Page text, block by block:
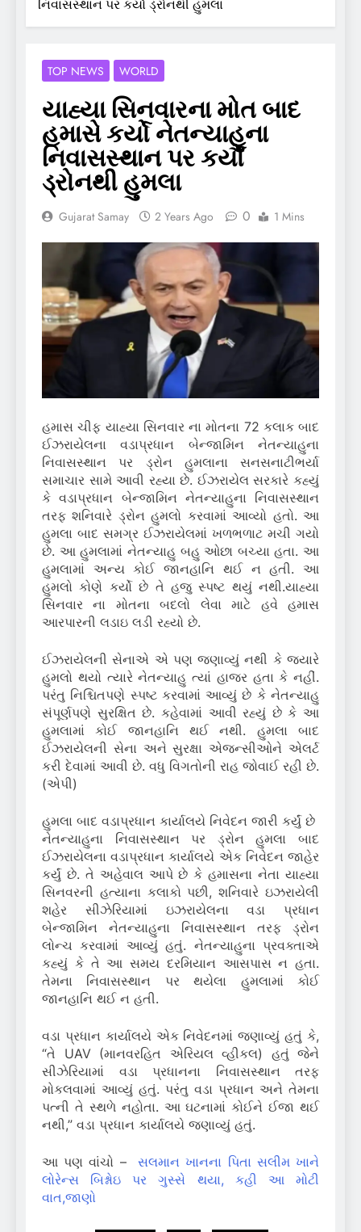
નિવાસસ્થાન પર કર્યો ડ્રોનથી હુમલા
TOP NEWS WORLD
યાહ્યા સિનવારના મોત બાદ
હમાસે કર્યો નેતન્યાહુના
નિવાસસ્થાન પર કર્યો
ડ્રોનથી હુમલા
Gujarat Samay 2 Years Ago 0 1 Mins
હમાસ ચીફ યાહ્યા સિનવાર ના મોતના 72 કલાક બાદ
ઈઝરાયેલના વડાપ્રધાન બેન્જામિન નેતન્યાહુના
નિવાસસ્થાન પર ડ્રોન હુમલાના સનસનાટીભર્યા
સમાચાર સામે આવી રહ્યા છે. ઈઝરાયેલ સરકારે કહ્યું
કે વડાપ્રધાન બેન્જામિન નેતન્યાહુના નિવાસસ્થાન
તરફ શનિવારે ડ્રોન હુમલો કરવામાં આવ્યો હતો. આ
હુમલા બાદ સમગ્ર ઈઝરાયેલમાં ખળભળાટ મચી ગયો
છે. આ હુમલામાં નેતન્યાહુ બહુ ઓછા બચ્યા હતા. આ
હુમલામાં અન્ય કોઈ જાનહાનિ થઈ ન હતી. આ
હુમલો કોણે કર્યો છે તે હજુ સ્પષ્ટ થયું નથી.યાહ્યા
સિનવાર ના મોતના બદલો લેવા માટે હવે હમાસ
આરપારની લડાઇ લડી રહ્યો છે.
ઈઝરાયેલની સેનાએ એ પણ જણાવ્યું નથી કે જ્યારે
હુમલો થયો ત્યારે નેતન્યાહુ ત્યાં હાજર હતા કે નહીં.
પરંતુ નિશ્ચિતપણે સ્પષ્ટ કરવામાં આવ્યું છે કે નેતન્યાહુ
સંપૂર્ણપણે સુરક્ષિત છે. કહેવામાં આવી રહ્યું છે કે આ
હુમલામાં કોઈ જાનહાનિ થઈ નથી. હુમલા બાદ
ઈઝરાયેલની સેના અને સુરક્ષા એજન્સીઓને એલર્ટ
કરી દેવામાં આવી છે. વધુ વિગતોની રાહ જોવાઈ રહી છે.
(એપી)
હુમલા બાદ વડાપ્રધાન કાર્યાલયે નિવેદન જારી કર્યું છે
નેતન્યાહુના નિવાસસ્થાન પર ડ્રોન હુમલા બાદ
ઈઝરાયેલના વડાપ્રધાન કાર્યાલયે એક નિવેદન જાહેર
કર્યું છે. તે અહેવાલ આપે છે કે હમાસના નેતા યાહ્યા
સિનવરની હત્યાના કલાકો પછી, શનિવારે ઇઝરાયેલી
શહેર સીઝેરિયામાં ઇઝરાયેલના વડા પ્રધાન
બેન્જામિન નેતન્યાહુના નિવાસસ્થાન તરફ ડ્રોન
લોન્ચ કરવામાં આવ્યું હતું. નેતન્યાહુના પ્રવક્તાએ
કહ્યું કે તે આ સમય દરમિયાન આસપાસ ન હતા.
તેમના નિવાસસ્થાન પર થયેલા હુમલામાં કોઈ
જાનહાનિ થઈ ન હતી.
વડા પ્રધાન કાર્યાલયે એક નિવેદનમાં જણાવ્યું હતું કે,
“તે UAV (માનવરહિત એરિયલ વ્હીકલ) હતું જેને
સીઝેરિયામાં વડા પ્રધાનના નિવાસસ્થાન તરફ
મોકલવામાં આવ્યું હતું. પરંતુ વડા પ્રધાન અને તેમના
પત્ની તે સ્થળે નહોતા. આ ઘટનામાં કોઈને ઈજા થઈ
નથી,” વડા પ્રધાન કાર્યાલયે જણાવ્યું હતું.
આ પણ વાંચો –સલમાન ખાનના પિતા સલીમ ખાને
લોરેન્સ બિશ્નોઇ પર ગુસ્સે થયા, કહી આ મોટી
વાત,જાણો